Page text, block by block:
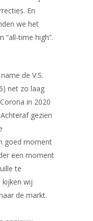
En
we het
“all-time high”.
de V.S.
net zo laag
in 2020
gezien
goed moment
een moment
te
kijken wij
de markt.